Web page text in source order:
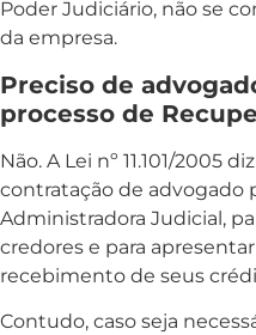
Poder Judiciário, não se
da empresa.
Preciso de
processo de
Não. A Lei nº 11.101/2005
contratação de advogado
Administradora Judicial,
credores e para
recebimento de seus
Contudo, caso seja